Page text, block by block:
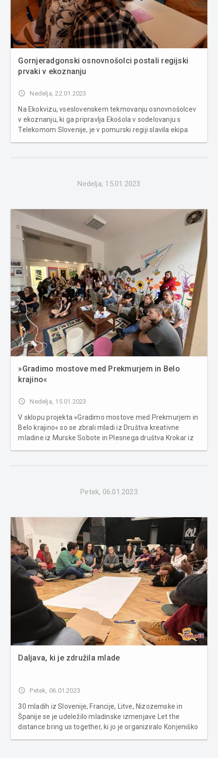
Gornjeradgonski osnovnošolci postali regijski
prvaki v ekoznanju
access_time Nedelja, 22.01.2023
Na Ekokvizu, vseslovenskem tekmovanju osnovnošolcev
v ekoznanju, ki ga pripravlja Ekošola v sodelovanju s
Telekomom Slovenije, je v pomurski regiji slavila ekipa
Nedelja, 15.01.2023
»Gradimo mostove med Prekmurjem in Belo
krajino«
access_time Nedelja, 15.01.2023
V sklopu projekta »Gradimo mostove med Prekmurjem in
Belo krajino« so se zbrali mladi iz Društva kreativne
mladine iz Murske Sobote in Plesnega društva Krokar iz
Petek, 06.01.2023
Daljava, ki je združila mlade
access_time Petek, 06.01.2023
30 mladih iz Slovenije, Francije, Litve, Nizozemske in
Španije se je udeležilo mladinske izmenjave Let the
distance bring us together, ki jo je organiziralo Konjeniško